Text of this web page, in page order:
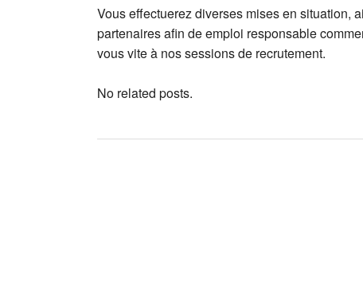
Vous effectuerez diverses mises en situation,
partenaires afin de emploi responsable
vous vite à nos sessions de recrutement.
No related posts.